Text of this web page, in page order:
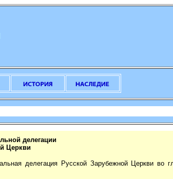
делегации
Церкви
делегация Русской Зарубежной Церкви во